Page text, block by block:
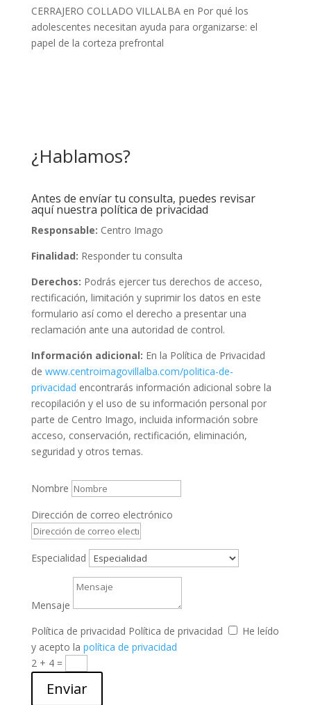
CERRAJERO COLLADO VILLALBAen Por qué los
adolescentes necesitan ayuda para organizarse: el
papel de la corteza prefrontal
¿Hablamos?
Antes de envíar tu consulta, puedes revisar
aquí nuestra política de privacidad
Responsable: Centro Imago
Finalidad: Responder tu consulta
Derechos: Podrás ejercer tus derechos de acceso,
rectificación, limitación y suprimir los datos en este
formulario así como el derecho a presentar una
reclamación ante una autoridad de control.
Información adicional: En la Política de Privacidad
de www.centroimagovillalba.com/politica-de-
privacidad encontrarás información adicional sobre la
recopilación y el uso de su información personal por
parte de Centro Imago, incluida información sobre
acceso, conservación, rectificación, eliminación,
seguridad y otros temas.
Nombre
Dirección de correo electrónico
Especialidad
Mensaje
Política de privacidad Política de privacidad
He leído
y acepto la política de privacidad
2 + 4=
Enviar